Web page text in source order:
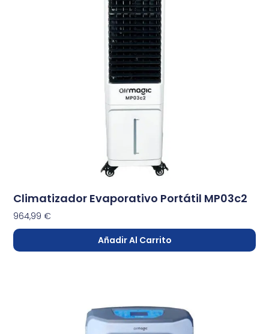
Climatizador Evaporativo Portátil MP03c2
964,99€
Añadir Al Carrito